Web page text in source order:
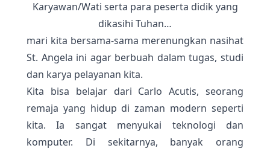
Karyawan/Wati serta para peserta didik yang
dikasihi Tuhan…
mari kita bersama-sama merenungkan nasihat
St. Angela ini agar berbuah dalam tugas, studi
dan karya pelayanan kita.
Kita bisa belajar dari Carlo Acutis, seorang
remaja yang hidup di zaman modern seperti
kita. Ia sangat menyukai teknologi dan
komputer. Di sekitarnya, banyak orang